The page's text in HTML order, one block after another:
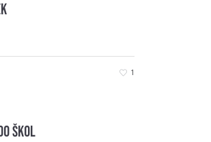
1
škol